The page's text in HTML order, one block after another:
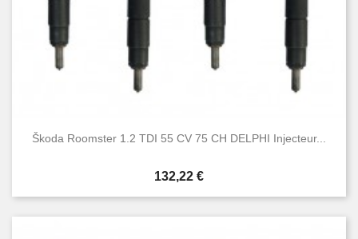
Škoda Roomster 1.2 TDI 55 CV 75 CH DELPHI Injecteur...
Prix
132,22 €